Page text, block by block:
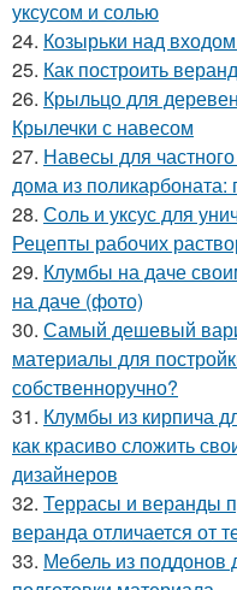
уксусом и солью
24. Козырьки над
25. Как построить
26. Крыльцо для
Крылечки с навесом
27. Навесы для
дома из
28. Соль и уксус для
Рецепты рабочих
29. Клумбы на даче
на даче (фото)
30. Самый дешевый
материалы для
собственноручно?
31. Клумбы из кирпича
как красиво сложить
дизайнеров
32. Террасы и веранды
веранда отличается от
33. Мебель из поддонов